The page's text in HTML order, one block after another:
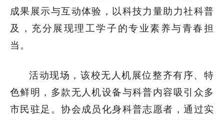
成果展示与互动体验，以科技力量助力社科普
及，充分展现理工学子的专业素养与青春担
当。
活动现场，该校无人机展位整齐有序、特
色鲜明，多款无人机设备与科普内容吸引众多
市民驻足。协会成员化身科普志愿者，通过实